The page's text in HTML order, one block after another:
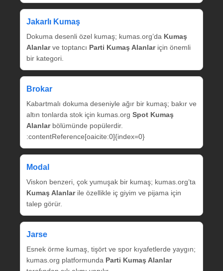
Jakarlı Kumaş
Dokuma desenli özel kumaş; kumas.org’da Kumaş
Alanlarve toptancı Parti Kumaş Alanlariçin önemli
bir kategori.
Brokar
Kabartmalı dokuma deseniyle ağır bir kumaş; bakır ve
altın tonlarda stok için kumas.org Spot Kumaş
Alanlarbölümünde popülerdir.
:contentReference[oaicite:0]{index=0}
Modal
Viskon benzeri, çok yumuşak bir kumaş; kumas.org’ta
Kumaş Alanlarile özellikle iç giyim ve pijama için
talep görür.
Jarse
Esnek örme kumaş, tişört ve spor kıyafetlerde yaygın;
kumas.org platformunda Parti Kumaş Alanlar